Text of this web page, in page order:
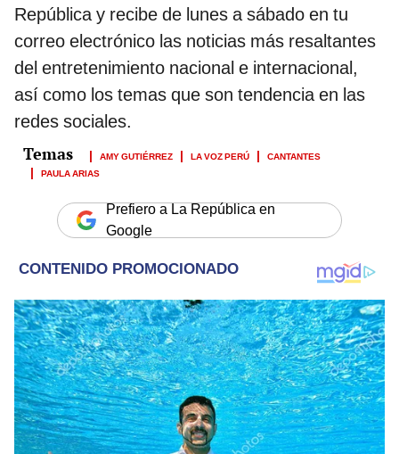
República y recibe de lunes a sábado en tu
correo electrónico las noticias más resaltantes
del entretenimiento nacional e internacional,
así como los temas que son tendencia en las
redes sociales.
AMY GUTIÉRREZ LA VOZ PERÚ
CANTANTES
PAULA ARIAS
Prefiero a La República en
Google